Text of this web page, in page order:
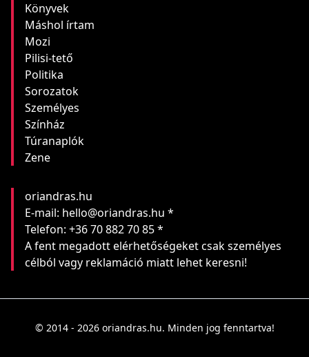
Könyvek
Máshol írtam
Mozi
Pilisi-tető
Politika
Sorozatok
Személyes
Színház
Túranaplók
Zene
oriandras.hu
E-mail: hello@oriandras.hu *
Telefon: +36 70 882 70 85 *
A fent megadott elérhetőségeket csak személyes
célból vagy reklamáció miatt lehet keresni!
© 2014 - 2026 oriandras.hu. Minden jog fenntartva!